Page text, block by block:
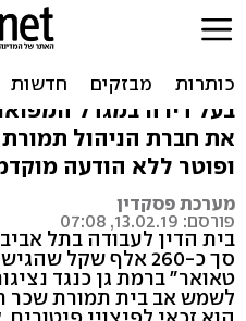
נדחתה תביעת
טאואר רמת גן
בעל דירה במגדל
ופוטר ללא הודעה
מערכת פסקדין
פורסם: 13.02.19, 07:08
בית הדין לעבודה בתל אביב
סך כ-260 אלף שקל
טאואר" ברמת גן כנגד